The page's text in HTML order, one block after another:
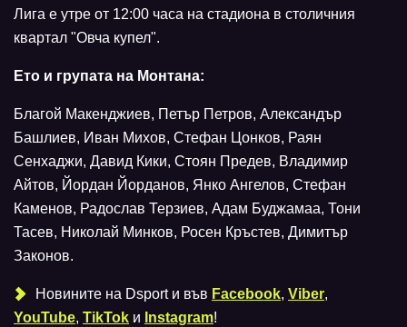
Лига е утре от 12:00 часа на стадиона в столичния
квартал "Овча купел".
Ето и групата на Монтана:
Благой Макенджиев, Петър Петров, Александър
Башлиев, Иван Михов, Стефан Цонков, Раян
Сенхаджи, Давид Кики, Стоян Предев, Владимир
Айтов, Йордан Йорданов, Янко Ангелов, Стефан
Каменов, Радослав Терзиев, Адам Буджамaа, Тони
Тасев, Николай Минков, Росен Кръстев, Димитър
Законов.
Новините на Dsport и във Facebook, Viber,
YouTube, TikTok и Instagram!